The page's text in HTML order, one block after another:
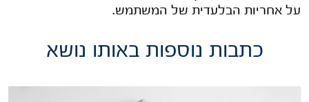
על אחריות הבלעדית של המשתמש.
כתבות נוספות באותו נושא